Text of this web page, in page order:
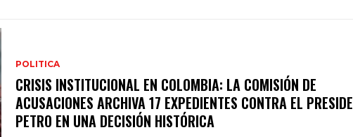
POLITICA
CRISIS INSTITUCIONAL EN COLOMBIA: LA COMISIÓN DE
ACUSACIONES ARCHIVA 17 EXPEDIENTES CONTRA EL
PETRO EN UNA DECISIÓN HISTÓRICA